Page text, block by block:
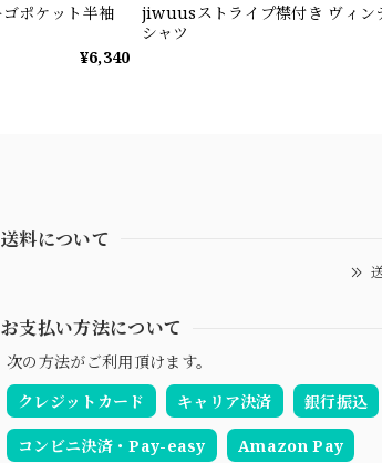
ポケット半袖
¥6,340
jiwuusストライプ襟付き ヴィン
シャツ
送料について
お支払い方法について
次の方法がご利用頂けます。
クレジットカード
キャリア決済 銀行振込
コンビニ決済・Pay-easy Amazon Pay